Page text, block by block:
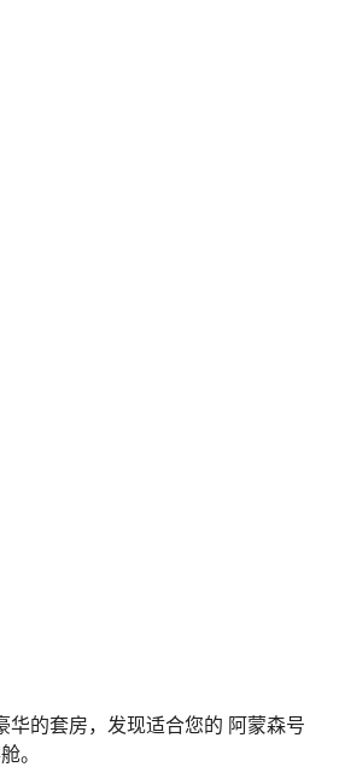
华的套房，发现适合您的 阿蒙森号
。